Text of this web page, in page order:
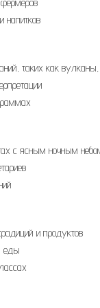
напитков
таких как
с ясным ночным
и продуктов
еды